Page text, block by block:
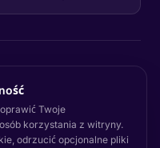
ApS
København K
Twoje
korzystania z witryny.
odrzucić opcjonalne pliki